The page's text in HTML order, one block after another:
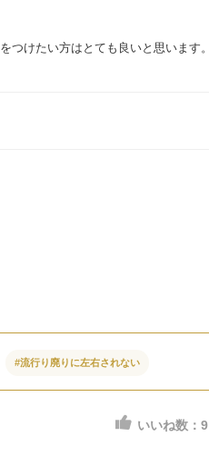
つけたい方はとても良いと思います。
#流行り廃りに左右されない
いいね数： 9